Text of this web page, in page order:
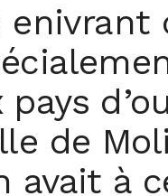
pays
de
avait à